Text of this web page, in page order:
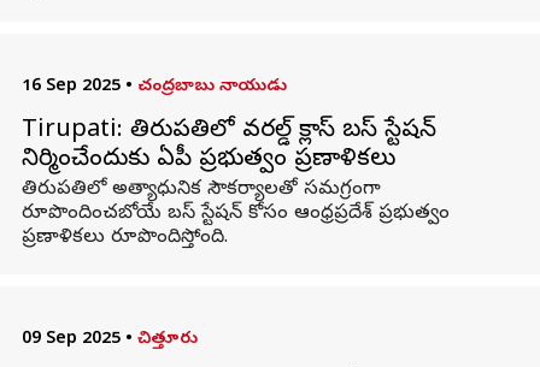
16 Sep 2025 • చంద్రబాబు నాయుడు
Tirupati: తిరుపతిలో వరల్డ్ క్లాస్ బస్ స్టేషన్
నిర్మించేందుకు ఏపీ ప్రభుత్వం ప్రణాళికలు
తిరుపతిలో అత్యాధునిక సౌకర్యాలతో సమగ్రంగా
రూపొందించబోయే బస్ స్టేషన్ కోసం ఆంధ్రప్రదేశ్ ప్రభుత్వం
ప్రణాళికలు రూపొందిస్తోంది.
09 Sep 2025 • చిత్తూరు